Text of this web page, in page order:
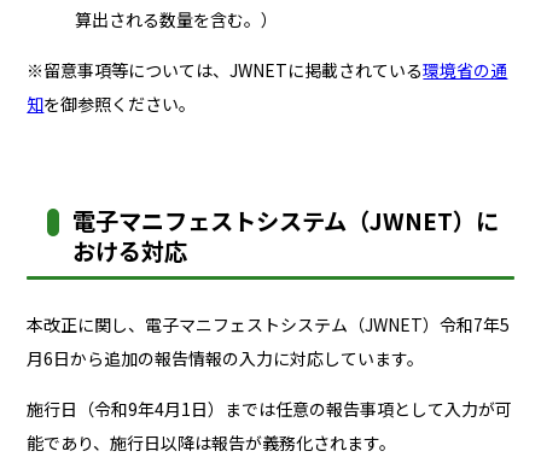
算出される数量を含む。）
※留意事項等については、JWNETに掲載されている環境省の通
知を御参照ください。
電子マニフェストシステム（JWNET）に
おける対応
本改正に関し、電子マニフェストシステム（JWNET）令和7年5
月6日から追加の報告情報の入力に対応しています。
施行日（令和9年4月1日）までは任意の報告事項として入力が可
能であり、施行日以降は報告が義務化されます。